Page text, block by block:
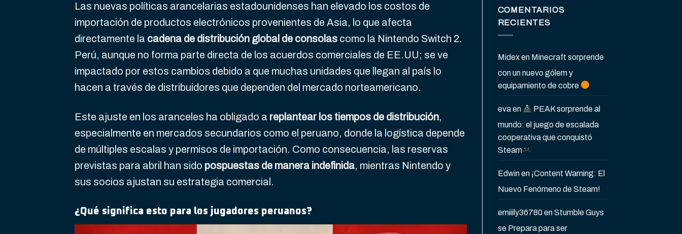
Las nuevas políticas arancelarias estadounidenses han elevado los costos de
importación de productos electrónicos provenientes de Asia, lo que afecta
directamente la cadena de distribución global de consolas como la Nintendo Switch 2.
Perú, aunque no forma parte directa de los acuerdos comerciales de EE.UU; se ve
impactado por estos cambios debido a que muchas unidades que llegan al país lo
hacen a través de distribuidores que dependen del mercado norteamericano.
Este ajuste en los aranceles ha obligado a replantear los tiempos de distribución,
especialmente en mercados secundarios como el peruano, donde la logística depende
de múltiples escalas y permisos de importación. Como consecuencia, las reservas
previstas para abril han sido pospuestas de manera indefinida, mientras Nintendo y
sus socios ajustan su estrategia comercial.
¿Qué significa esto para los jugadores peruanos?
COMENTARIOS
RECIENTES
Midexen Minecraft sorprende
con un nuevo gólem y
equipamiento de cobre
evaen
PEAK sorprende al
mundo: el juego de escalada
cooperativa que conquistó
Steam
Edwinen ¡Content Warning: El
Nuevo Fenómeno de Steam!
emiiily36780enStumble Guys
se Prepara para ser